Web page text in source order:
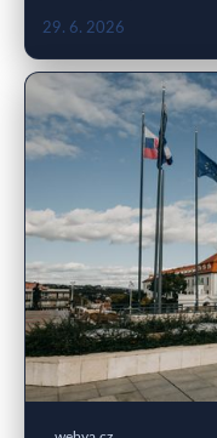
29. 6. 2026